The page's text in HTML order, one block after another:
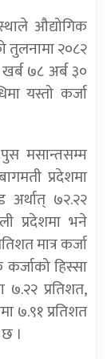
औद्योगिक
तुलनामा २०८२
७८ अर्ब ३०
यस्तो कर्जा
मसान्तसम्म
प्रदेशमा
७२.२२
प्रदेशमा भने
मात्र कर्जा
हिस्सा
७.२२ प्रतिशत,
७.९१ प्रतिशत
।